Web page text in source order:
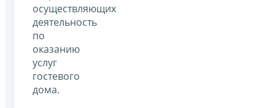
осуществляющих
деятельность
по
оказанию
услуг
гостевого
дома.